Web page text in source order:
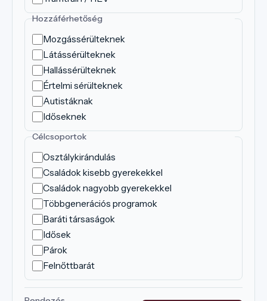
Hozzáférhetőség
Mozgássérülteknek
Látássérülteknek
Hallássérülteknek
Értelmi sérülteknek
Autistáknak
Időseknek
Célcsoportok
Osztálykirándulás
Családok kisebb gyerekekkel
Családok nagyobb gyerekekkel
Többgenerációs programok
Baráti társaságok
Idősek
Párok
Felnőttbarát